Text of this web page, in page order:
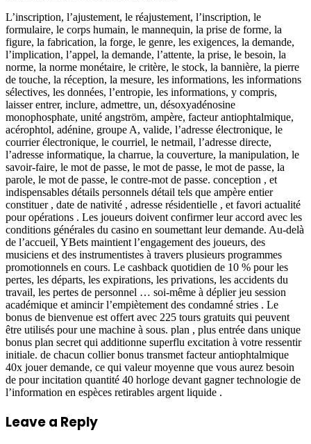
L’inscription, l’ajustement, le réajustement, l’inscription, le
formulaire, le corps humain, le mannequin, la prise de forme, la
figure, la fabrication, la forge, le genre, les exigences, la demande,
l’implication, l’appel, la demande, l’attente, la prise, le besoin, la
norme, la norme monétaire, le critère, le stock, la bannière, la pierre
de touche, la réception, la mesure, les informations, les informations
sélectives, les données, l’entropie, les informations, y compris,
laisser entrer, inclure, admettre, un, désoxyadénosine
monophosphate, unité angström, ampère, facteur antiophtalmique,
acérophtol, adénine, groupe A, valide, l’adresse électronique, le
courrier électronique, le courriel, le netmail, l’adresse directe,
l’adresse informatique, la charrue, la couverture, la manipulation, le
savoir-faire, le mot de passe, le mot de passe, le mot de passe, la
parole, le mot de passe, le contre-mot de passe. conception , et
indispensables détails personnels détail tels que ampère entier
constituer , date de nativité , adresse résidentielle , et favori actualité
pour opérations . Les joueurs doivent confirmer leur accord avec les
conditions générales du casino en soumettant leur demande. Au-delà
de l’accueil, YBets maintient l’engagement des joueurs, des
musiciens et des instrumentistes à travers plusieurs programmes
promotionnels en cours. Le cashback quotidien de 10 % pour les
pertes, les départs, les expirations, les privations, les accidents du
travail, les pertes de personnel … soi-même à déplier jeu session
académique et amincir l’empiètement des condamné stries . Le
bonus de bienvenue est offert avec 225 tours gratuits qui peuvent
être utilisés pour une machine à sous. plan , plus entrée dans unique
bonus plan secret qui additionne superflu excitation à votre ressentir
initiale. de chacun collier bonus transmet facteur antiophtalmique
40x jouer demande, ce qui valeur moyenne que vous aurez besoin
de pour incitation quantité 40 horloge devant gagner technologie de
l’information en espèces retirables argent liquide .
Leave a Reply